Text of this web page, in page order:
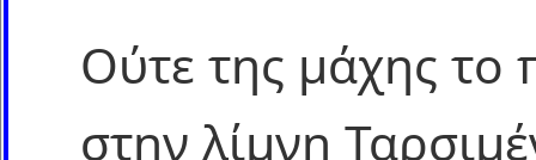
Ούτε της μάχης το
στην λίμνη